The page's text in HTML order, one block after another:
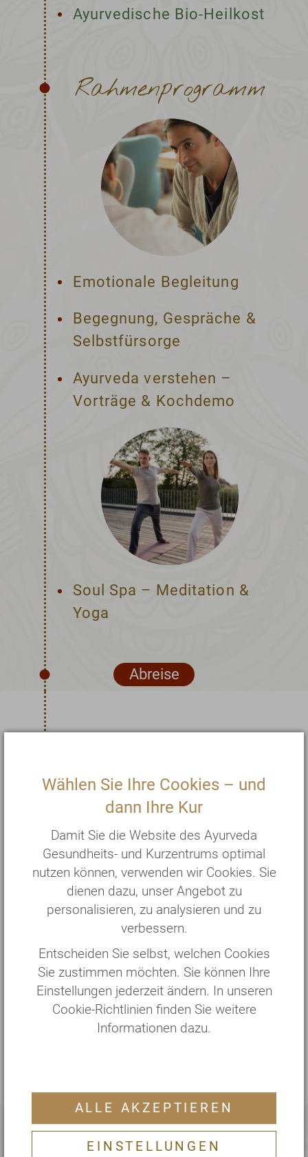
Wählen Sie Ihre Cookies – und
dann Ihre Kur
Damit Sie die Website des Ayurveda
Gesundheits- und Kurzentrums optimal
nutzen können, verwenden wir Cookies. Sie
dienen dazu, unser Angebot zu
personalisieren, zu analysieren und zu
verbessern.
Entscheiden Sie selbst, welchen Cookies
Sie zustimmen möchten. Sie können Ihre
Einstellungen jederzeit ändern. In unseren
Cookie-Richtlinien finden Sie weitere
Informationen dazu.
ALLE AKZEPTIEREN
EINSTELLUNGEN
Ayurvedische Bio-Heilkost
Rahmenprogramm
Emotionale Begleitung
Begegnung, Gespräche &
Selbstfürsorge
Ayurveda verstehen –
Vorträge & Kochdemo
Soul Spa – Meditation &
Yoga
Abreise
weitergehen
Nachsorge
auf Wunsch ambulante
Weiterbehandlung
Integration in den Alltag
mit Ihrem persönlichen
Inspiration holen
Seminare & kostenfreie
Gesundheitsangebote